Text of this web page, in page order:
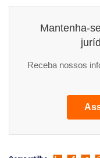
Mantenha-
Receba nossos